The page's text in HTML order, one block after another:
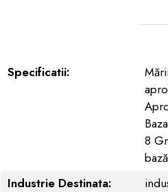
Specificatii:
8
Industrie Destinata: